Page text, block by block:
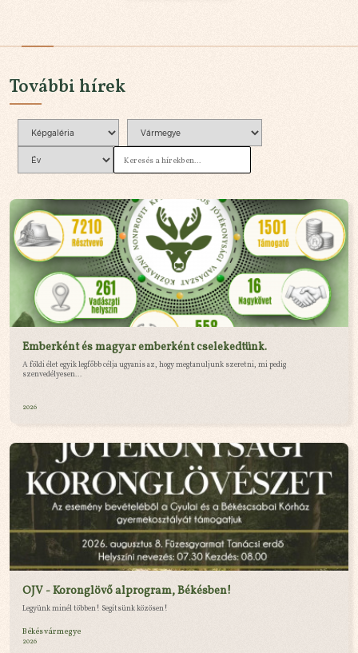
További hírek
Emberként és magyar emberként cselekedtünk.
A földi élet egyik legfőbb célja ugyanis az, hogy megtanuljunk szeretni, mi pedig
szenvedélyesen...
2026
OJV - Koronglövő alprogram, Békésben!
Legyünk minél többen! Segítsünk közösen!
Békés vármegye
2026